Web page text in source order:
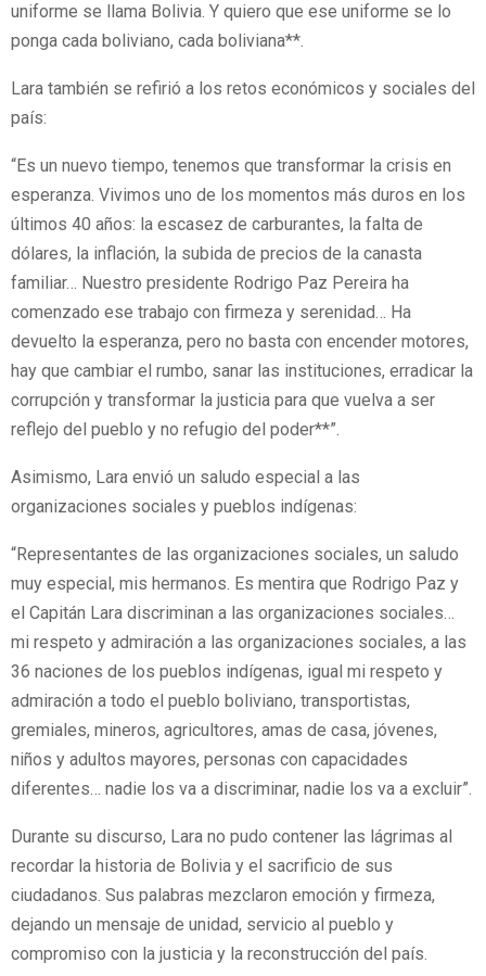
uniforme se llama Bolivia. Y quiero que ese uniforme se lo
ponga cada boliviano, cada boliviana**.
Lara también se refirió a los retos económicos y sociales del
país:
“Es un nuevo tiempo, tenemos que transformar la crisis en
esperanza. Vivimos uno de los momentos más duros en los
últimos 40 años: la escasez de carburantes, la falta de
dólares, la inflación, la subida de precios de la canasta
familiar… Nuestro presidente Rodrigo Paz Pereira ha
comenzado ese trabajo con firmeza y serenidad… Ha
devuelto la esperanza, pero no basta con encender motores,
hay que cambiar el rumbo, sanar las instituciones, erradicar la
corrupción y transformar la justicia para que vuelva a ser
reflejo del pueblo y no refugio del poder**”.
Asimismo, Lara envió un saludo especial a las
organizaciones sociales y pueblos indígenas:
“Representantes de las organizaciones sociales, un saludo
muy especial, mis hermanos. Es mentira que Rodrigo Paz y
el Capitán Lara discriminan a las organizaciones sociales…
mi respeto y admiración a las organizaciones sociales, a las
36 naciones de los pueblos indígenas, igual mi respeto y
admiración a todo el pueblo boliviano, transportistas,
gremiales, mineros, agricultores, amas de casa, jóvenes,
niños y adultos mayores, personas con capacidades
diferentes… nadie los va a discriminar, nadie los va a excluir”.
Durante su discurso, Lara no pudo contener las lágrimas al
recordar la historia de Bolivia y el sacrificio de sus
ciudadanos. Sus palabras mezclaron emoción y firmeza,
dejando un mensaje de unidad, servicio al pueblo y
compromiso con la justicia y la reconstrucción del país.